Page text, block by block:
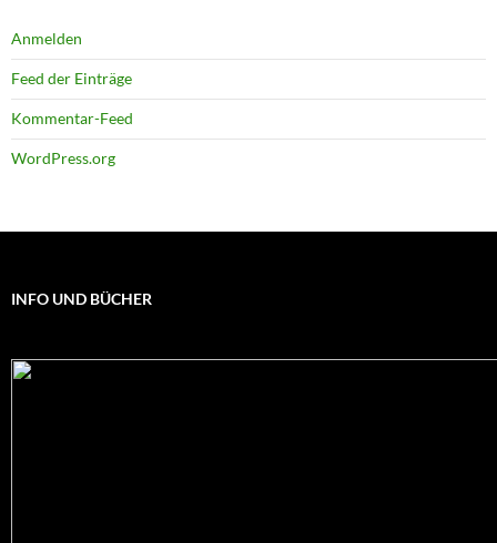
Anmelden
Feed der Einträge
Kommentar-Feed
WordPress.org
INFO UND BÜCHER